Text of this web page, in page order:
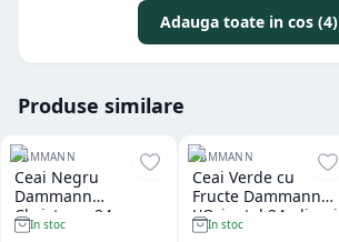
Adauga toate in cos (4)
Produse similare
DAMMANN
Ceai Negru
Dammann
Christmas 24
plicuri
In stoc
DAMMANN
Ceai Verde cu
Fructe Dammann
L'Oriental 24 plicuri
In stoc